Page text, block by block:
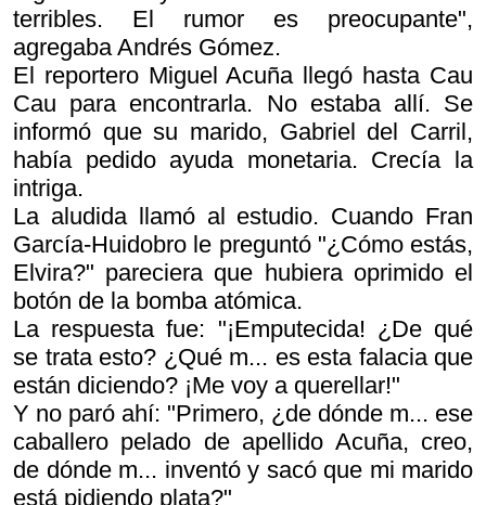
terribles. El rumor es preocupante",
agregaba Andrés Gómez.
El reportero Miguel Acuña llegó hasta Cau
Cau para encontrarla. No estaba allí. Se
informó que su marido, Gabriel del Carril,
había pedido ayuda monetaria. Crecía la
intriga.
La aludida llamó al estudio. Cuando Fran
García-Huidobro le preguntó "¿Cómo estás,
Elvira?" pareciera que hubiera oprimido el
botón de la bomba atómica.
La respuesta fue: "¡Emputecida! ¿De qué
se trata esto? ¿Qué m... es esta falacia que
están diciendo? ¡Me voy a querellar!"
Y no paró ahí: "Primero, ¿de dónde m... ese
caballero pelado de apellido Acuña, creo,
de dónde m... inventó y sacó que mi marido
está pidiendo plata?"